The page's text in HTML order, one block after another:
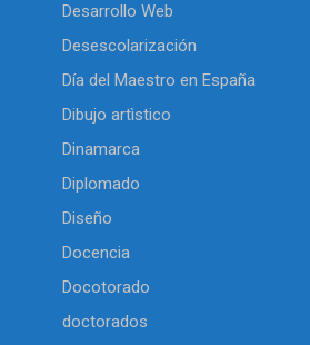
Desarrollo Web
Desescolarización
Día del Maestro en España
Dibujo artìstico
Dinamarca
Diplomado
Diseño
Docencia
Docotorado
doctorados